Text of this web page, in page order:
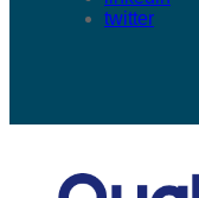
twitter